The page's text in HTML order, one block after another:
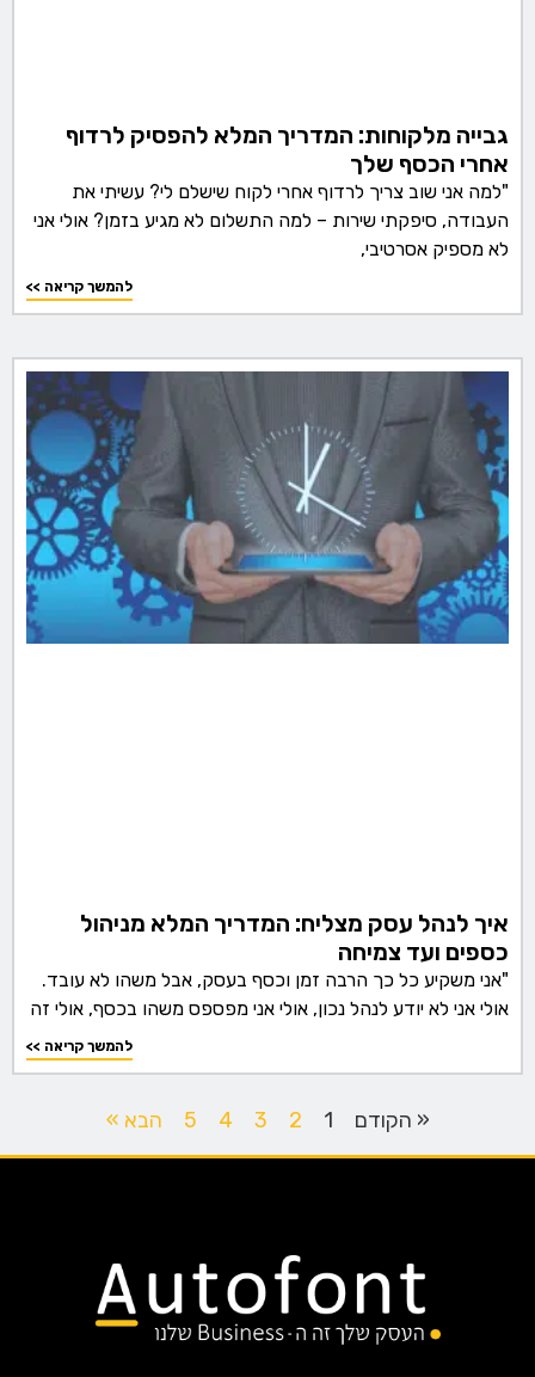
גבייה מלקוחות: המדריך המלא להפסיק לרדוף
אחרי הכסף שלך
"למה אני שוב צריך לרדוף אחרי לקוח שישלם לי? עשיתי את
העבודה, סיפקתי שירות – למה התשלום לא מגיע בזמן? אולי אני
לא מספיק אסרטיבי,
<< להמשך קריאה
איך לנהל עסק מצליח: המדריך המלא מניהול
כספים ועד צמיחה
"אני משקיע כל כך הרבה זמן וכסף בעסק, אבל משהו לא עובד.
אולי אני לא יודע לנהל נכון, אולי אני מפספס משהו בכסף, אולי זה
<< להמשך קריאה
« הקודם 1
2
3
4
5 הבא »